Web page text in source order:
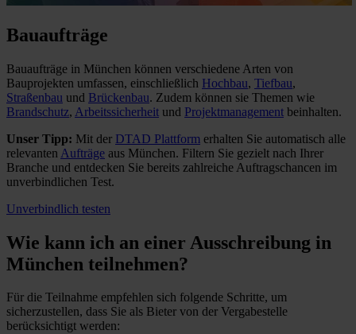
Bauaufträge
Bauaufträge in München können verschiedene Arten von
Bauprojekten umfassen, einschließlich Hochbau, Tiefbau,
Straßenbau und Brückenbau. Zudem können sie Themen wie
Brandschutz, Arbeitssicherheit und Projektmanagement beinhalten.
Unser Tipp: Mit der DTAD Plattform erhalten Sie automatisch alle
relevanten Aufträge aus München. Filtern Sie gezielt nach Ihrer
Branche und entdecken Sie bereits zahlreiche Auftragschancen im
unverbindlichen Test.
Unverbindlich testen
Wie kann ich an einer Ausschreibung in
München teilnehmen?
Für die Teilnahme empfehlen sich folgende Schritte, um
sicherzustellen, dass Sie als Bieter von der Vergabestelle
berücksichtigt werden: